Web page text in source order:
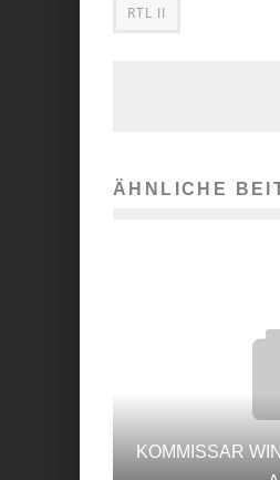
RTL II
ÄHNLICHE
KOMMISSAR